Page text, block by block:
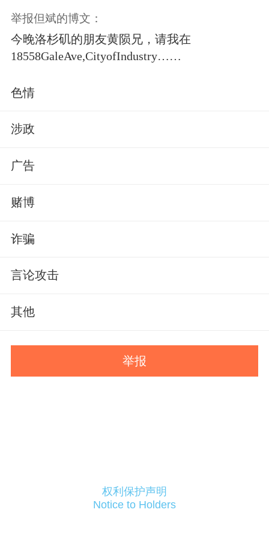
举报但斌的博文：
今晚洛杉矶的朋友黄陨兄，请我在
18558GaleAve,CityofIndustry……
色情
涉政
广告
赌博
诈骗
言论攻击
其他
举报
权利保护声明
Notice to Holders